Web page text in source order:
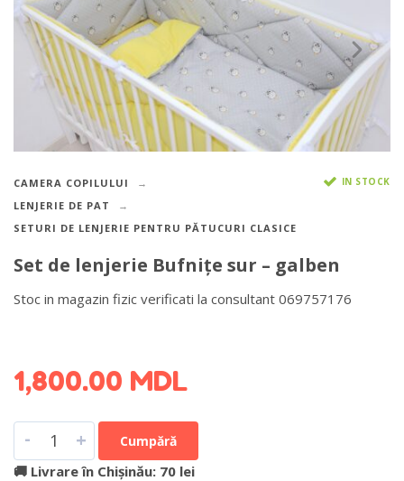
CAMERA COPILULUI
LENJERIE DE PAT
SETURI DE LENJERIE PENTRU PĂTUCURI CLASICE
IN STOCK
Set de lenjerie Bufnițe sur – galben
Stoc in magazin fizic verificati la consultant 069757176
1,800.00 MDL
- + Cumpără
🚚 Livrare în Chișinău: 70 lei